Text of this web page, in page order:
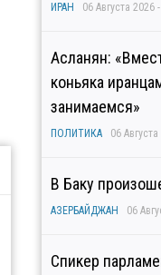
ИРАН 06 Августа 2026
Асланян:
коньяка
занимаемся»
ПОЛИТИКА 06
В Баку
АЗЕРБАЙДЖАН 06
Спикер